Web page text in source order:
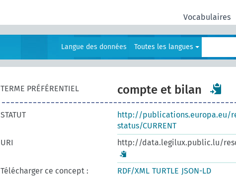
Vocabulaires
Langue des données Toutes les langues
TERME PRÉFÉRENTIEL compte et bilan
STATUT
http://publications.europa.eu/
status/CURRENT
URI
http://data.legilux.public.lu/
Télécharger ce concept : RDF/XML TURTLE JSON-LD